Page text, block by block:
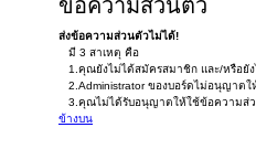
ข้อความส่วนตัว
ส่งข้อความส่วนตัวไม่ได้!
มี 3 สาเหตุ คือ
1.คุณยังไม่ได้สมัครสมาชิก และ/หรือยัง
2.Administrator ของบอร์ดไม่อนุญาต
3.คุณไม่ได้รับอนุญาตให้ใช้ข้อความส่ว
ข้างบน